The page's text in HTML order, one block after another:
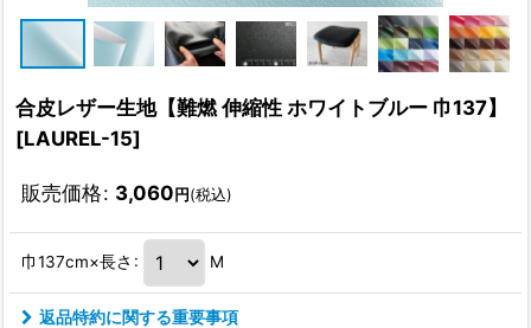
合皮レザー生地【難燃 伸縮性 ホワイトブルー 巾137】
[LAUREL-15]
販売価格: 3,060円(税込)
巾137cm×長さ : M
返品特約に関する重要事項